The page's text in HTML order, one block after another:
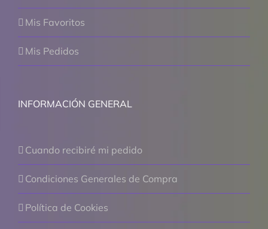
Mis Favoritos
Mis Pedidos
INFORMACIÓN GENERAL
Cuando recibiré mi pedido
Condiciones Generales de Compra
Política de Cookies